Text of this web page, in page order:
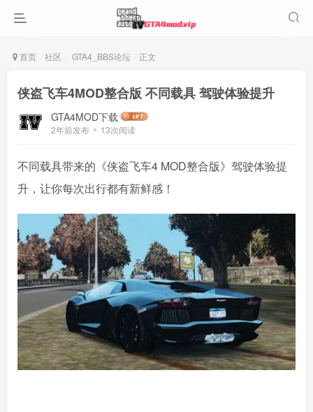
首页 社区 GTA4_BBS论坛 正文
侠盗飞车4MOD整合版 不同载具 驾驶体验提升
GTA4MOD下载
2年前发布 13次阅读
不同载具带来的《侠盗飞车4 MOD整合版》驾驶体验提
升，让你每次出行都有新鲜感！